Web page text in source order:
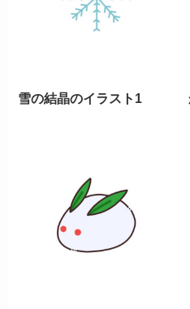
雪の結晶のイラスト1